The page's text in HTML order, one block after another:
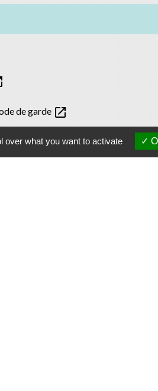
de garde open_in_new
over what you want to activate